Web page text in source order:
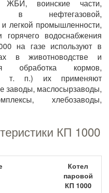
ЖБИ, воинские части,
в нефтегазовой,
легкой промышленности,
водоснабжения
на газе используют в
в животноводстве и
обработка кормов,
и т. п.) их применяют
заводы, маслосырзаводы,
хлебозаводы,
КП 1000
Котел
паровой
КП 1000